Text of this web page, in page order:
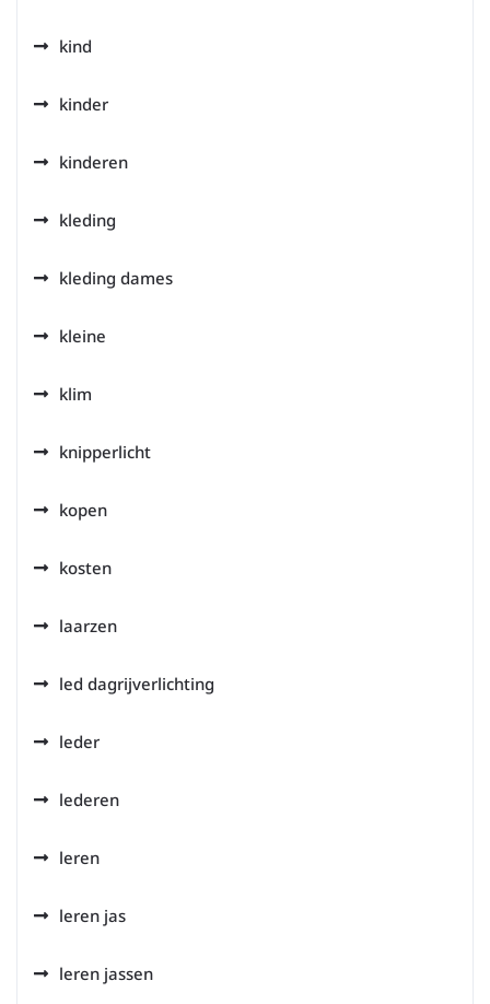
kind
kinder
kinderen
kleding
kleding dames
kleine
klim
knipperlicht
kopen
kosten
laarzen
led dagrijverlichting
leder
lederen
leren
leren jas
leren jassen